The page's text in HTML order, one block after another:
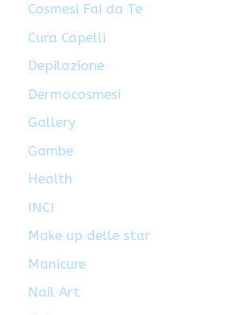
Cosmesi Fai da Te
Cura Capelli
Depilazione
Dermocosmesi
Gallery
Gambe
Health
INCI
Make up delle star
Manicure
Nail Art